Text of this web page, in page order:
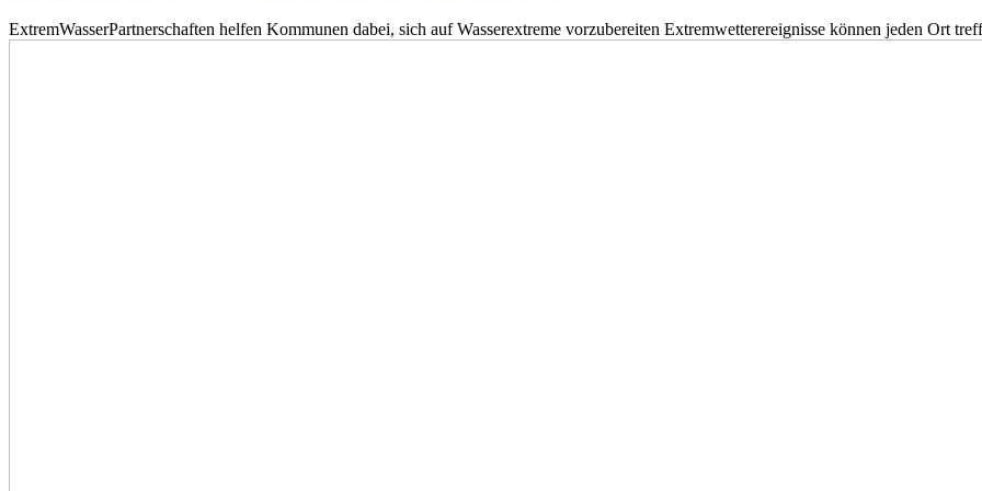
ExtremWasserPartnerschaften helfen Kommunen dabei, sich auf Wasserextreme vorzubereiten Extremwetterereignisse können jeden Ort